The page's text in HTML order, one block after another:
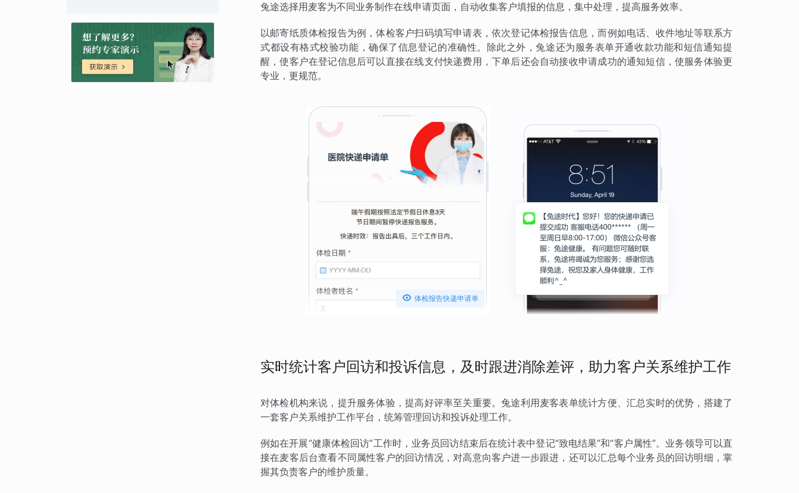
兔途选择用麦客为不同业务制作在线申请页面，自动收集客户填报的信息，集中处理，提高服务效率。
以邮寄纸质体检报告为例，体检客户扫码填写申请表，依次登记体检报告信息，而例如电话、收件地址等联系方
式都设有格式校验功能，确保了信息登记的准确性。除此之外，兔途还为服务表单开通收款功能和短信通知提
醒，使客户在登记信息后可以直接在线支付快递费用，下单后还会自动接收申请成功的通知短信，使服务体验更
专业，更规范。
 体检报告快递申请单
实时统计客户回访和投诉信息，及时跟进消除差评，助力客户关系维护工作
对体检机构来说，提升服务体验，提高好评率至关重要。兔途利用麦客表单统计方便、汇总实时的优势，搭建了
一套客户关系维护工作平台，统筹管理回访和投诉处理工作。
例如在开展“健康体检回访”工作时，业务员回访结束后在统计表中登记“致电结果”和“客户属性”。业务领导可以直
接在麦客后台查看不同属性客户的回访情况，对高意向客户进一步跟进，还可以汇总每个业务员的回访明细，掌
握其负责客户的维护质量。